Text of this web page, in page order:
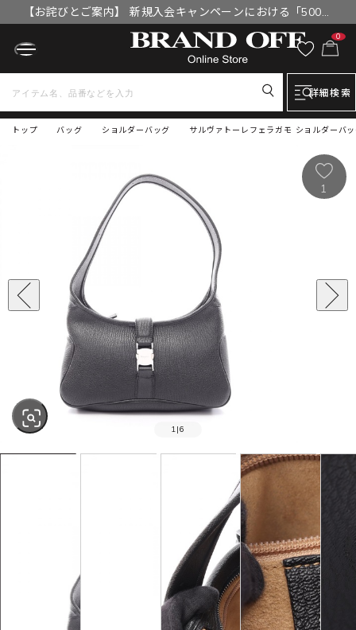
【お詫びとご案内】 新規入会キャンペーンにおける「500円
OFFクーポン」付与漏れと補填について
0
詳細検索
トップ サルヴァトーレフェラガモ ショルダーバ
バッグ ショルダーバッグ
1 |6
1